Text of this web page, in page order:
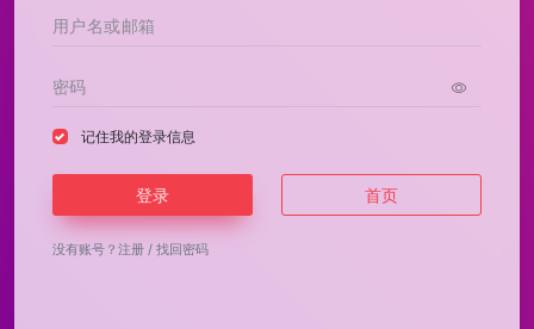
记住我的登录信息
登录 首页
没有账号？ 注册 / 找回密码